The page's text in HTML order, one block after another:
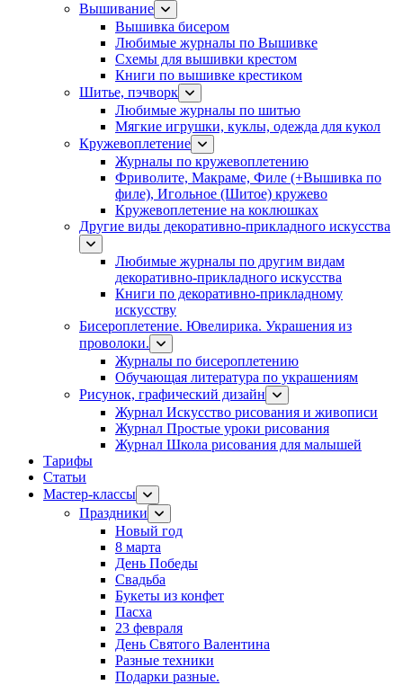
Вышивание
Вышивка бисером
Любимые журналы по Вышивке
Схемы для вышивки крестом
Книги по вышивке крестиком
Шитье, пэчворк
Любимые журналы по шитью
Мягкие игрушки, куклы, одежда для кукол
Кружевоплетение
Журналы по кружевоплетению
Фриволите, Макраме, Филе (+Вышивка по
филе), Игольное (Шитое) кружево
Кружевоплетение на коклюшках
Другие виды декоративно-прикладного искусства
Любимые журналы по другим видам
декоративно-прикладного искусства
Книги по декоративно-прикладному
искусству
Бисероплетение. Ювелирика. Украшения из
проволоки.
Журналы по бисероплетению
Обучающая литература по украшениям
Рисунок, графический дизайн
Журнал Искусство рисования и живописи
Журнал Простые уроки рисования
Журнал Школа рисования для малышей
Тарифы
Статьи
Мастер-классы
Праздники
Новый год
8 марта
День Победы
Свадьба
Букеты из конфет
Пасха
23 февраля
День Святого Валентина
Разные техники
Подарки разные.